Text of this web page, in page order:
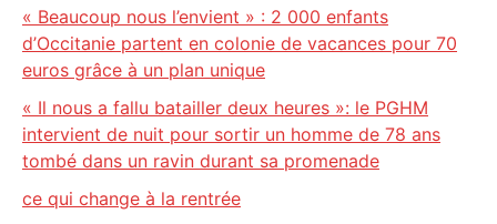
« Beaucoup nous l’envient » : 2 000 enfants
d’Occitanie partent en colonie de vacances pour 70
euros grâce à un plan unique
« Il nous a fallu batailler deux heures »: le PGHM
intervient de nuit pour sortir un homme de 78 ans
tombé dans un ravin durant sa promenade
ce qui change à la rentrée